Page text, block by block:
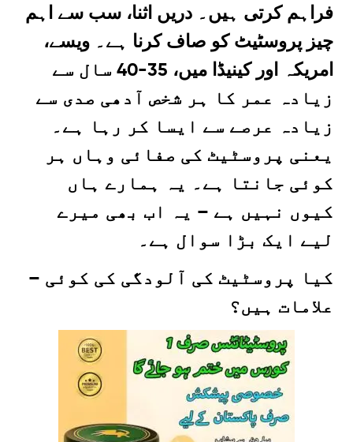
فراہم کرتی ہیں۔ دریں اثنا، سب سے اہم
چیز پروسٹیٹ کو صاف کرنا ہے۔ ویسے،
امریکہ اور کینیڈا میں، 35-40 سال سے
زیادہ عمر کا ہر شخص آدھی صدی سے
زیادہ عرصے سے ایسا کر رہا ہے۔
یعنی پروسٹیٹ کی صفائی وہاں ہر
کوئی جانتا ہے۔ یہ ہمارے ہاں
کیوں نہیں ہے – یہ اب بھی میرے
لیے ایک بڑا سوال ہے۔
– کیا پروسٹیٹ کی آلودگی کی کوئی
علامات ہیں؟